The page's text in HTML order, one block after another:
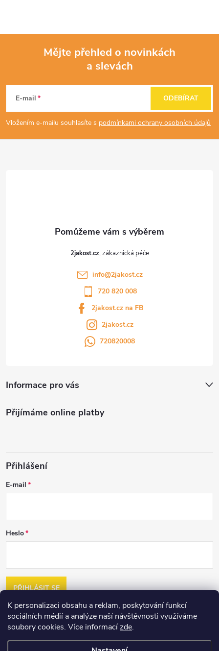
K personalizaci obsahu a reklam, poskytování funkcí
sociálních médií a analýze naší návštěvnosti využíváme
soubory cookies. Více informacízde.
p
a
Mějte přehled o novinkách
a slevách
E-mail
Vložením e-mailu souhlasíte s podmínkami ochrany osobních údajů
ODEBÍRAT
2jakost.cz
info@2jakost.cz
720 820 008
2jakost.cz na FB
2jakost.cz
720820008
Informace pro vás
Přijímáme online platby
Přihlášení
E-mail
Heslo
PŘIHLÁSIT SE
Nová registrace
Zapomenuté heslo